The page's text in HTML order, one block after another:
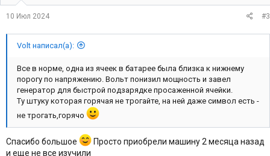
10 Июл 2024 #3
Volt написал(а):
Все в норме, одна из ячеек в батарее была близка к нижнему
порогу по напряжению. Вольт понизил мощность и завел
генератор для быстрой подзарядке просаженной ячейки.
Ту штуку которая горячая не трогайте, на ней даже символ есть -
не трогать,горячо
Спасибо большое
Просто приобрели машину 2 месяца назад
и еще не все изучили